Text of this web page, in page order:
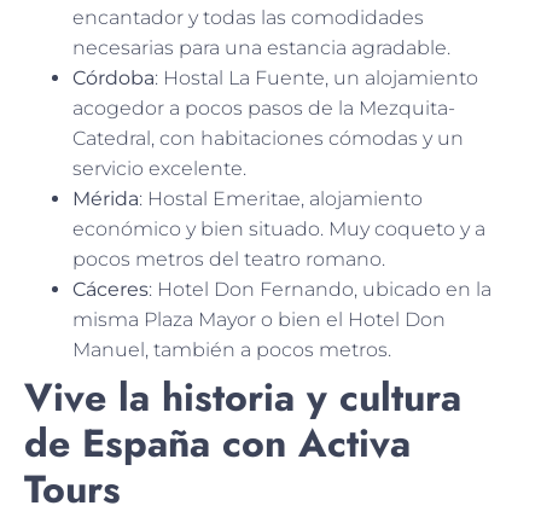
encantador y todas las comodidades
necesarias para una estancia agradable.
Córdoba: Hostal La Fuente, un alojamiento
acogedor a pocos pasos de la Mezquita-
Catedral, con habitaciones cómodas y un
servicio excelente.
Mérida: Hostal Emeritae, alojamiento
económico y bien situado. Muy coqueto y a
pocos metros del teatro romano.
Cáceres: Hotel Don Fernando, ubicado en la
misma Plaza Mayor o bien el Hotel Don
Manuel, también a pocos metros.
Vive la historia y cultura
de España con Activa
Tours